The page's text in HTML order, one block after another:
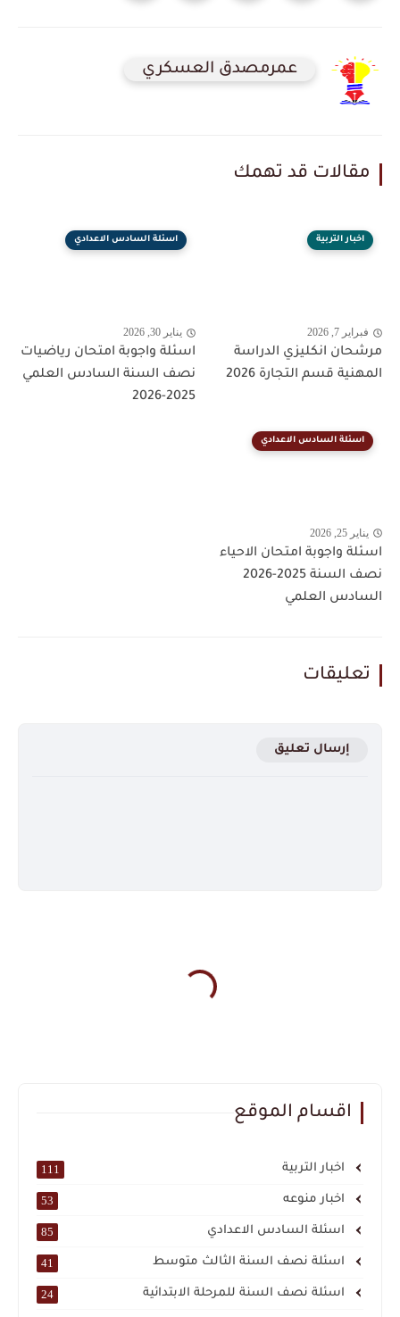
عمرمصدق العسكري
مقالات قد تهمك
اخبار التربية
فبراير 7, 2026
مرشحان انكليزي الدراسة
المهنية قسم التجارة 2026
اسئلة السادس الاعدادي
يناير 30, 2026
اسئلة واجوبة امتحان رياضيات
نصف السنة السادس العلمي
2025-2026
اسئلة السادس الاعدادي
يناير 25, 2026
اسئلة واجوبة امتحان الاحياء
نصف السنة 2025-2026
السادس العلمي
تعليقات
إرسال تعليق
اقسام الموقع
اخبار التربية 111
اخبار منوعه 53
اسئلة السادس الاعدادي 85
اسئلة نصف السنة الثالث متوسط 41
اسئلة نصف السنة للمرحلة الابتدائية 24